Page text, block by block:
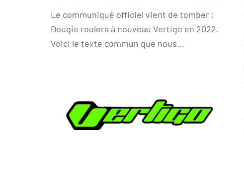
Le communiqué officiel vient de tomber :
Dougie roulera à nouveau Vertigo en 2022.
Voici le texte commun que nous...